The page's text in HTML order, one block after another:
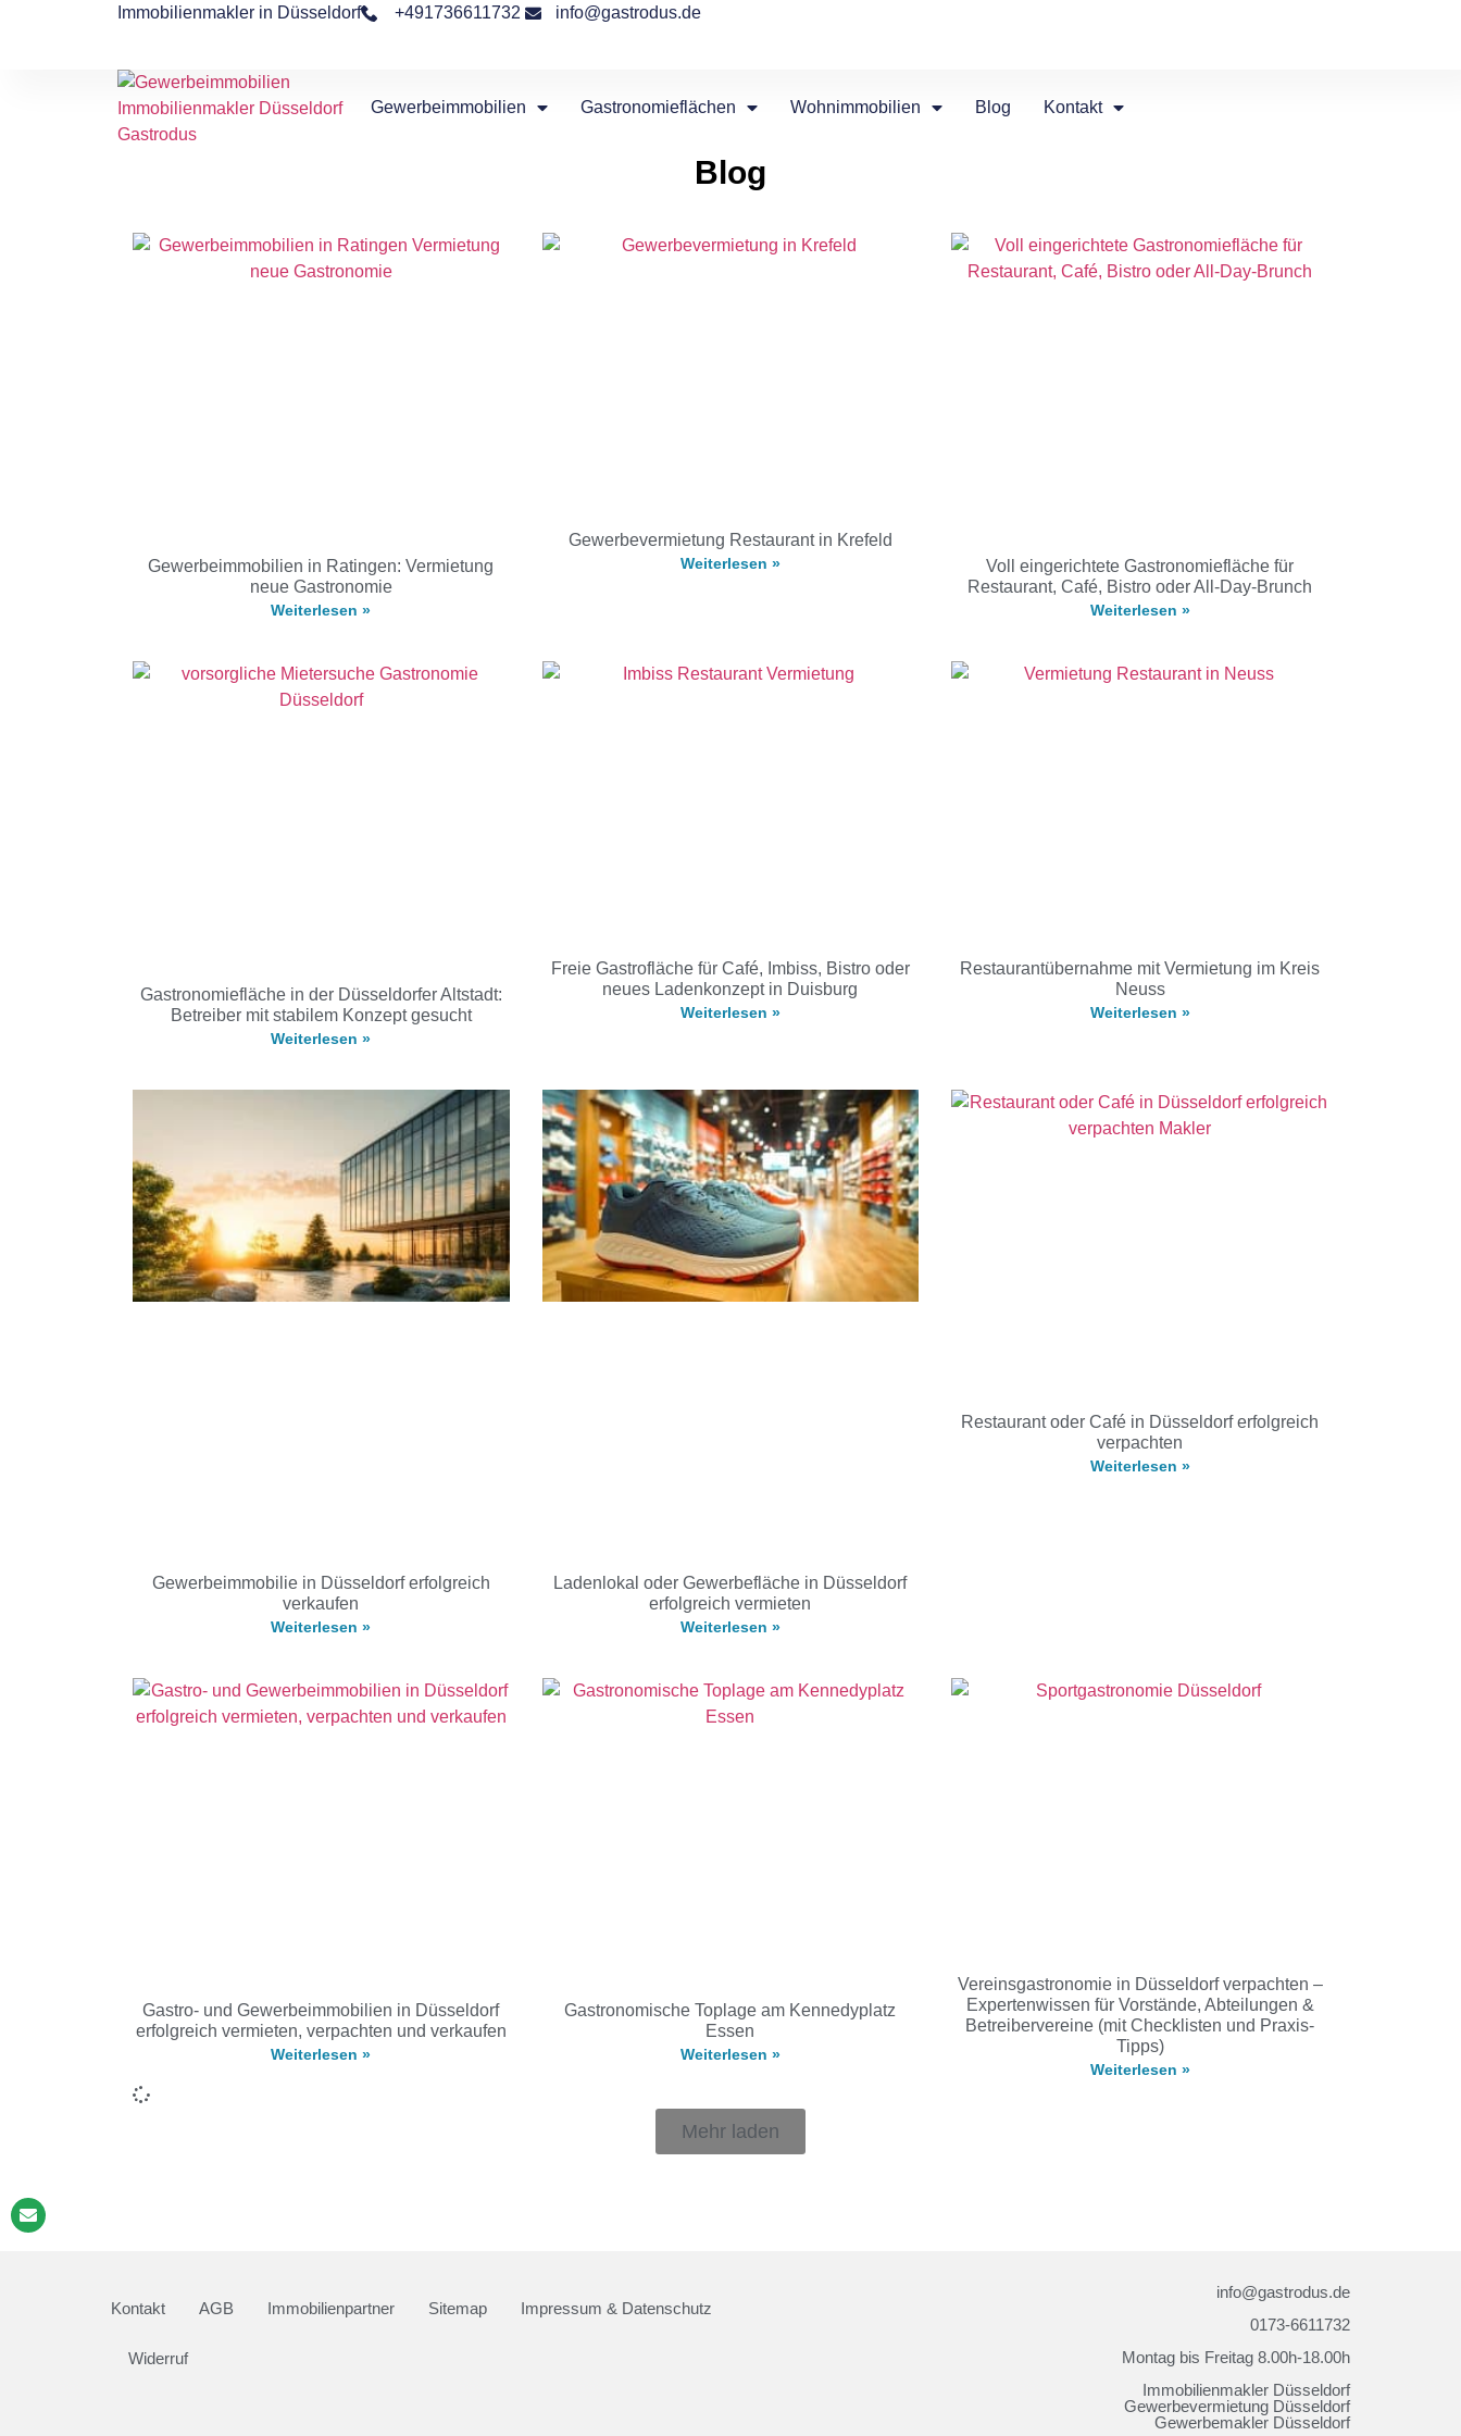
Immobilienmakler in Düsseldorf info@gastrodus.de
+491736611732
Gewerbeimmobilien Gastronomieflächen Wohnimmobilien Blog Kontakt
Blog
Gewerbeimmobilien in Ratingen: Vermietung
neue Gastronomie
Weiterlesen »
Gewerbevermietung Restaurant in Krefeld
Weiterlesen »
Voll eingerichtete Gastronomiefläche für
Restaurant, Café, Bistro oder All-Day-Brunch
Weiterlesen »
Gastronomiefläche in der Düsseldorfer Altstadt:
Betreiber mit stabilem Konzept gesucht
Weiterlesen »
Freie Gastrofläche für Café, Imbiss, Bistro oder
neues Ladenkonzept in Duisburg
Weiterlesen »
Restaurantübernahme mit Vermietung im Kreis
Neuss
Weiterlesen »
Gewerbeimmobilie in Düsseldorf erfolgreich
verkaufen
Weiterlesen »
Ladenlokal oder Gewerbefläche in Düsseldorf
erfolgreich vermieten
Weiterlesen »
Restaurant oder Café in Düsseldorf erfolgreich
verpachten
Weiterlesen »
Gastro- und Gewerbeimmobilien in Düsseldorf
erfolgreich vermieten, verpachten und verkaufen
Weiterlesen »
Gastronomische Toplage am Kennedyplatz
Essen
Weiterlesen »
Vereinsgastronomie in Düsseldorf verpachten –
Expertenwissen für Vorstände, Abteilungen &
Betreibervereine (mit Checklisten und Praxis-
Tipps)
Weiterlesen »
Mehr laden
Kontakt AGB Immobilienpartner Sitemap Impressum & Datenschutz
Widerruf
info@gastrodus.de
0173-6611732
Montag bis Freitag 8.00h-18.00h
Immobilienmakler Düsseldorf
Gewerbevermietung Düsseldorf
Gewerbemakler Düsseldorf